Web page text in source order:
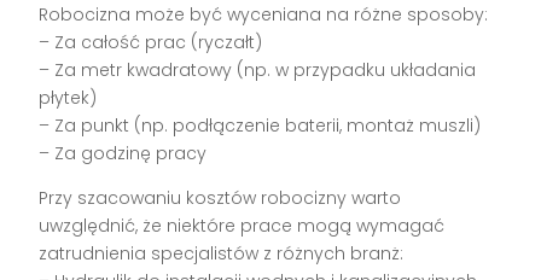
Robocizna może być wyceniana na różne sposoby:
– Za całość prac (ryczałt)
– Za metr kwadratowy (np. w przypadku układania
płytek)
– Za punkt (np. podłączenie baterii, montaż muszli)
– Za godzinę pracy
Przy szacowaniu kosztów robocizny warto
uwzględnić, że niektóre prace mogą wymagać
zatrudnienia specjalistów z różnych branż: